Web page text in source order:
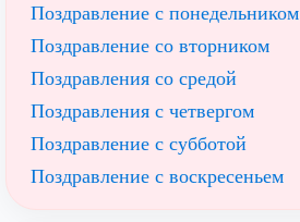
Поздравление с понедельником
Поздравление со вторником
Поздравления со средой
Поздравления с четвергом
Поздравление с субботой
Поздравление с воскресеньем